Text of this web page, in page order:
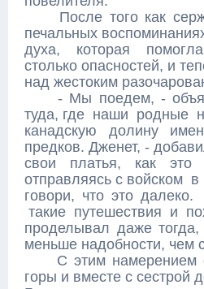
После того как
печальных
духа, которая
столько опасностей, и
над жестоким
- Мы поедем, -
туда, где наши родные
канадскую долину
предков. Дженет, -
свои платья, как
отправляясь с войском
говори, что это
такие путешествия и
проделывал даже
меньше надобности, чем
С этим намерением
горы и вместе с сестрой